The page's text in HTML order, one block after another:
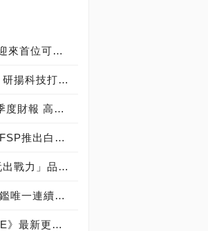
《七大罪：Origin》迎來首位可遊玩十誡角色「德里艾利」
聚焦耐用與穩定運行 研揚科技打造新一代 COM Express Type 6 模組
LG公布2026年第二季度財報 高附加價值產品銷售成長與成本競爭力提升，營業獲利年增 147%
玩家敲碗成真！全漢FSP推出白色 VITA PM MIT 1000W 靜音電源純白上市！ MIT 白金電源首度披上純白戰袍，支援 ATX 3.1、PCIe 5.1，10年保固！
技嘉「GIGABYTE玩出戰力」品牌活動8/3讓玩家「找到專屬配備」
新北市政府勞工局評鑑唯一連續三年獲獎企業！ 宏正三度榮膺新北市政府<友善移工企業>殊榮
《我獨自升級: ARISE》最新更新 成振宇覺醒闇影君主繼承者